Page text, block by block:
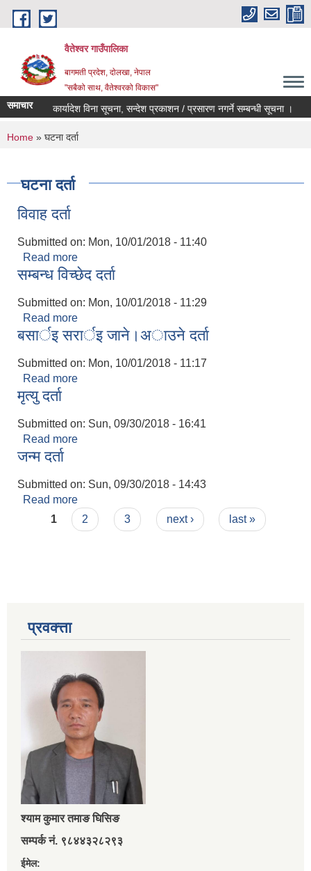
Skip to main content
वैतेश्वर गाउँपालिका
बागमती प्रदेश, दाेलखा, नेपाल
"सबैको साथ, वैतेश्वरको विकास"
समाचार
स्वीकृती र कार्यादेश विना सूचना, सन्देश प्रकाशन / प्रसारण नगर्ने सम्बन्धी सूचना ।
You are here
Home » घटना दर्ता
घटना दर्ता
विवाह दर्ता
Submitted on: Mon, 10/01/2018 - 11:40
Read more
सम्बन्ध विच्छेद दर्ता
Submitted on: Mon, 10/01/2018 - 11:29
Read more
बसार्इ सरार्इ जाने।अाउने दर्ता
Submitted on: Mon, 10/01/2018 - 11:17
Read more
मृत्यु दर्ता
Submitted on: Sun, 09/30/2018 - 16:41
Read more
जन्म दर्ता
Submitted on: Sun, 09/30/2018 - 14:43
Read more
Pages
1 2 3 next › last »
प्रवक्त्ता
श्‍याम कुमार तमाङ घिसिङ
सम्पर्क नं. ९८४४३२८२९३
ईमेल: